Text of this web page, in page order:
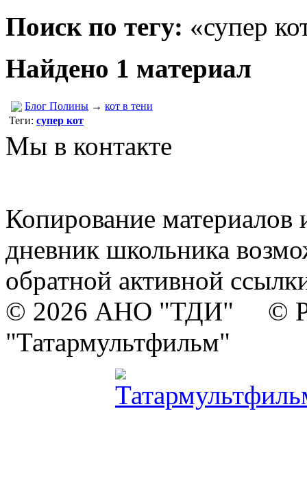
Поиск по тегу: «супер
Найдено 1 материал
Блог Полины → кот в тени
Теги: супер кот
Мы в контакте
Копирование материалов
дневник школьника
обратной активной
© 2026 АНО "ТДИ" ©
"Татармультфильм"